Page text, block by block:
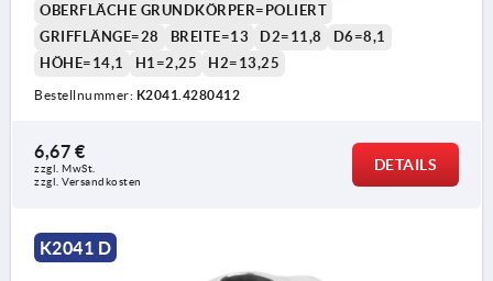
OBERFLÄCHE GRUNDKÖRPER=POLIERT
GRIFFLÄNGE=28
BREITE=13 D2=11,8
D6=8,1
HÖHE=14,1
H1=2,25 H2=13,25
Bestellnummer: K2041.4280412
6,67 €
zzgl. MwSt.
zzgl. Versandkosten
DETAILS
K2041 D